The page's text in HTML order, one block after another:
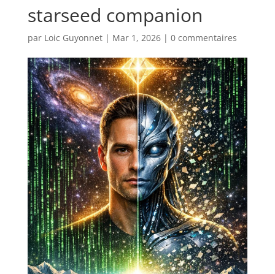
starseed companion
par Loic Guyonnet| Mar 1, 2026| 0 commentaires